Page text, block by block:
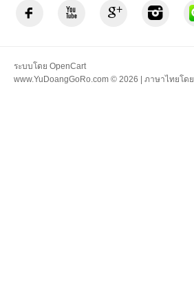
ระบบโดย OpenCart
www.YuDoangGoRo.com © 2026 | ภาษาไทยโดย